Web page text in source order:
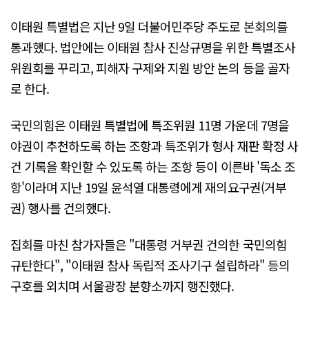
이태원 특별법은 지난 9일 더불어민주당 주도로 본회의를
통과했다. 법안에는 이태원 참사 진상규명을 위한 특별조사
위원회를 꾸리고, 피해자 구제와 지원 방안 논의 등을 골자
로 한다.
국민의힘은 이태원 특별법에 특조위원 11명 가운데 7명을
야권이 추천하도록 하는 조항과 특조위가 형사 재판 확정 사
건 기록을 확인할 수 있도록 하는 조항 등이 이른바 '독소 조
항'이라며 지난 19일 윤석열 대통령에게 재의요구권(거부
권) 행사를 건의했다.
집회를 마친 참가자들은 "대통령 거부권 건의한 국민의힘
규탄한다", "이태원 참사 독립적 조사기구 설립하라" 등의
구호를 외치며 서울광장 분향소까지 행진했다.